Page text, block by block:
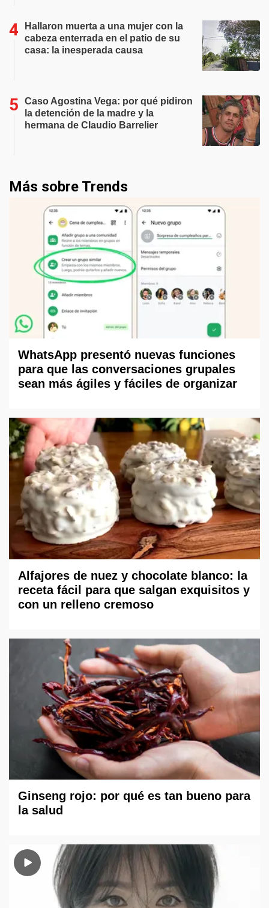
Hallaron muerta a una mujer con la
cabeza enterrada en el patio de su
casa: la inesperada causa
Caso Agostina Vega: por qué pidiron
la detención de la madre y la
hermana de Claudio Barrelier
Más sobre Trends
WhatsApp presentó nuevas funciones
para que las conversaciones grupales
sean más ágiles y fáciles de organizar
Alfajores de nuez y chocolate blanco: la
receta fácil para que salgan exquisitos y
con un relleno cremoso
Ginseng rojo: por qué es tan bueno para
la salud